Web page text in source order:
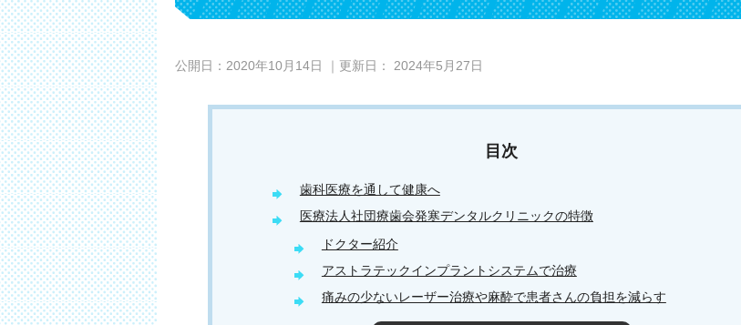
公開日： 2020年10月14日 ｜更新日： 2024年5月27日
歯科医療を通して健康へ
医療法人社団療歯会発寒デンタルクリニックの特徴
ドクター紹介
アストラテックインプラントシステムで治療
痛みの少ないレーザー治療や麻酔で患者さんの負担を減らす